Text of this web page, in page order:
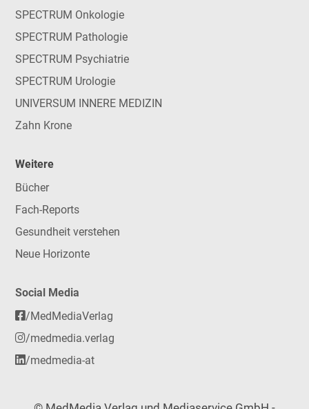
SPECTRUM Onkologie
SPECTRUM Pathologie
SPECTRUM Psychiatrie
SPECTRUM Urologie
UNIVERSUM INNERE MEDIZIN
Zahn Krone
Weitere
Bücher
Fach-Reports
Gesundheit verstehen
Neue Horizonte
Social Media
/MedMediaVerlag
/medmedia.verlag
/medmedia-at